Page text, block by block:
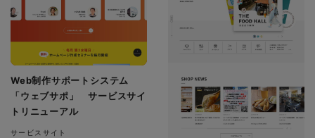
Web制作サポートシステム
「ウェブサポ」 サービスサイ
トリニューアル
サービスサイト